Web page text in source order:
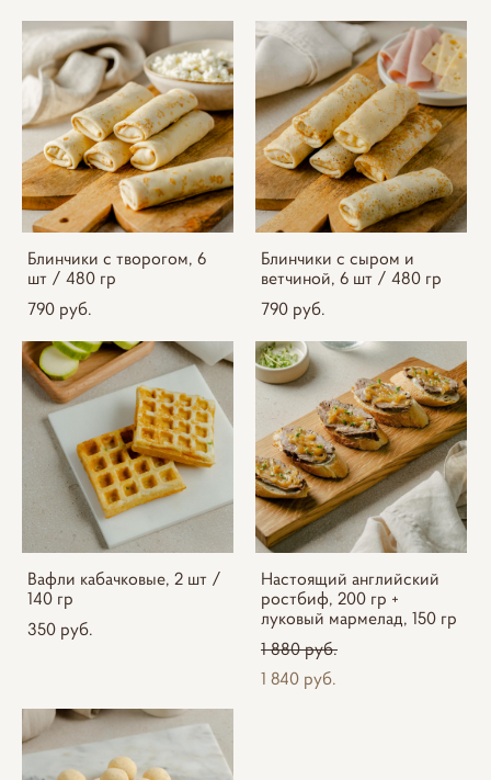
Блинчики с творогом, 6
шт / 480 гр
790 pуб.
Блинчики с сыром и
ветчиной, 6 шт / 480 гр
790 pуб.
Вафли кабачковые, 2 шт /
140 гр
350 pуб.
Настоящий английский
ростбиф, 200 гр +
луковый мармелад, 150 гр
1 880 pуб.
1 840 pуб.